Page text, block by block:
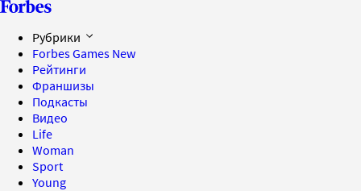
Рубрики
Forbes Games New
Рейтинги
Франшизы
Подкасты
Видео
Life
Woman
Sport
Young